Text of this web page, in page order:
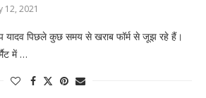
12, 2021
यादव पिछले कुछ समय से खराब फॉर्म से जूझ रहे हैं।
में …